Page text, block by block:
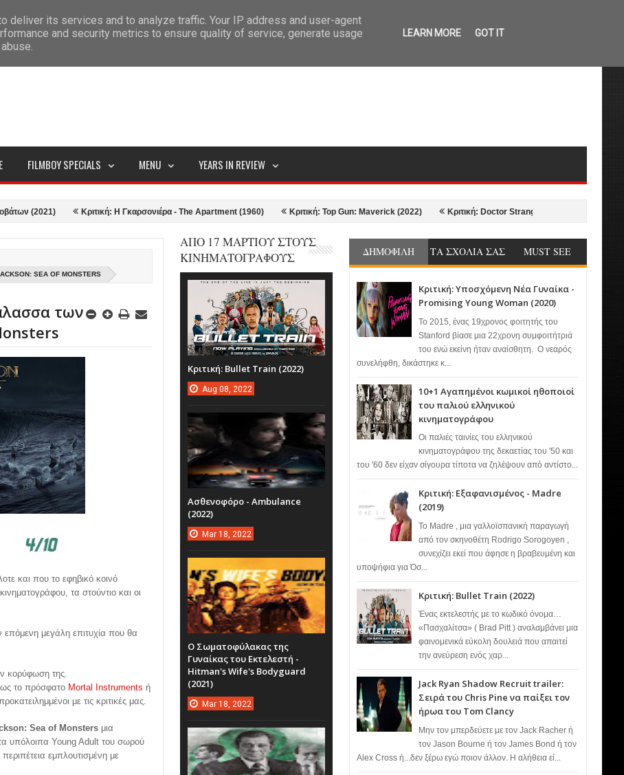
SITEMAP
FILMBOY SPECIALS MENU YEARS IN REVIEW
Κριτική: Η Γκαρσονιέρα - The Apartment (1960) Κριτική: Top Gun: Maverick (2022) Κριτική: Doctor Strange in the Multiverse of Madness
SEA OF MONSTERS
των
και που το εφηβικό κοινό
τα στούντιο και οι
μεγάλη επιτυχία που θα
κορύφωση της.
το πρόσφατο Mortal Instruments ή
με τις κριτικές μας.
Sea of Monsters μια
τα υπόλοιπα Young Adult του σωρού
εμπλουτισμένη με
ΔΗΜΟΦΙΛΗ ΤΑ ΣΧΟΛΙΑ ΣΑΣ MUST SEE
Κριτική: Υποσχόμενη Νέα Γυναίκα -
Promising Young Woman (2020)
Το 2015, ένας 19χρονος φοιτητής του
Stanford βίασε μια 22χρονη συμφοιτήτριά
του ενώ εκείνη ήταν αναίσθητη. Ο νεαρός
συνελήφθη, δικάστηκε κ...
10+1 Αγαπημένοι κωμικοί ηθοποιοί
του παλιού ελληνικού
κινηματογράφου
Οι παλιές ταινίες του ελληνικού
κινηματογράφου της δεκαετίας του '50 και
του '60 δεν είχαν σίγουρα τίποτα να ζηλέψουν από αντίστο...
Κριτική: Εξαφανισμένος - Madre
(2019)
Το Madre , μια γαλλοϊσπανική παραγωγή
από τον σκηνοθέτη Rodrigo Sorogoyen ,
συνεχίζει εκεί που άφησε η βραβευμένη και
υποψήφια για Όσ...
Κριτική: Bullet Train (2022)
Ένας εκτελεστής με το κωδικό όνομα…
«Πασχαλίτσα» ( Brad Pitt ) αναλαμβάνει μια
φαινομενικά εύκολη δουλειά που απαιτεί
την ανεύρεση ενός χαρ...
Jack Ryan Shadow Recruit trailer:
Σειρά του Chris Pine να παίξει τον
ήρωα του Tom Clancy
Μην τον μπερδεύετε με τον Jack Racher ή
τον Jason Bourne ή τον James Bond ή τον
Alex Cross ή...δεν ξέρω εγώ ποιον άλλον. Η αλήθεια εί...
ΑΠΟ 17 ΜΑΡΤΙΟΥ ΣΤΟΥΣ
ΚΙΝΗΜΑΤΟΓΡΑΦΟΥΣ
Κριτική: Bullet Train (2022)
Aug 08, 2022
Ασθενοφόρο - Ambulance
(2022)
Mar 18, 2022
Ο Σωματοφύλακας της
Γυναίκας του Εκτελεστή -
Hitman's Wife's Bodyguard
(2021)
Mar 18, 2022
deliver its services and to analyze traffic. Your IP address and user-agent
and security metrics to ensure quality of service, generate usage
LEARN MORE GOT IT